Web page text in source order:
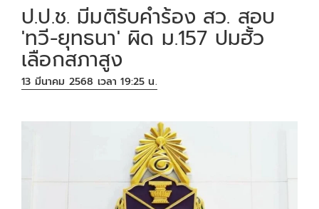
ป.ป.ช. มีมติรับคำร้อง สว. สอบ
'ทวี-ยุทธนา' ผิด ม.157 ปมฮั้ว
เลือกสภาสูง
13 มีนาคม 2568 เวลา 19:25 น.